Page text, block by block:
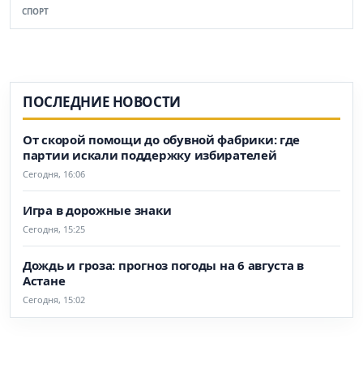
СПОРТ
ПОСЛЕДНИЕ НОВОСТИ
От скорой помощи до обувной фабрики: где
партии искали поддержку избирателей
Сегодня, 16:06
Игра в дорожные знаки
Сегодня, 15:25
Дождь и гроза: прогноз погоды на 6 августа в
Астане
Сегодня, 15:02